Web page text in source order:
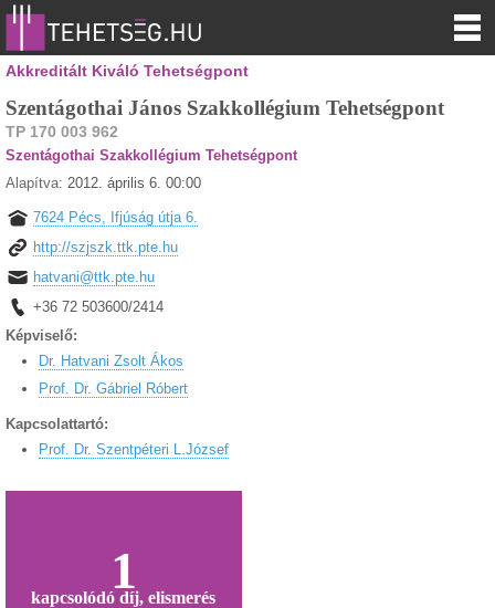
Akkreditált Kiváló Tehetségpont
Szentágothai János Szakkollégium Tehetségpont
TP 170 003 962
Szentágothai Szakkollégium Tehetségpont
Alapítva: 2012. április 6. 00:00
7624 Pécs, Ifjúság útja 6.
http://szjszk.ttk.pte.hu
hatvani@ttk.pte.hu
+36 72 503600/2414
Képviselő:
Dr. Hatvani Zsolt Ákos
Prof. Dr. Gábriel Róbert
Kapcsolattartó:
Prof. Dr. Szentpéteri L.József
1
kapcsolódó díj, elismerés